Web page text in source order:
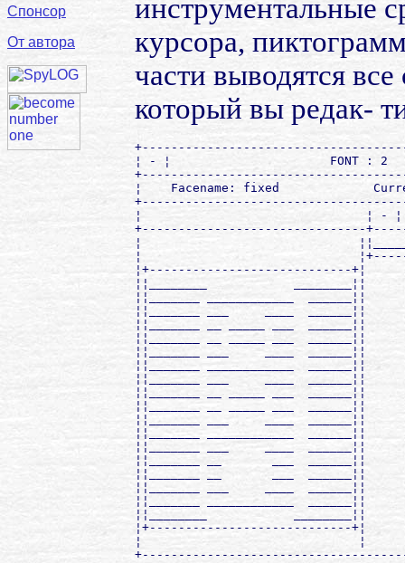
Спонсор
От автора
инструментальные
курсора,
части выводятся
который вы редак-
¦ - ¦                      FONT :
¦    Facename: fixed
¦                               ¦ - ¦
+-------------------------------
¦
¦
¦+----------------------------+¦
¦¦________            ________¦¦
¦¦_______ ____________
¦¦_______ ___     ____
¦¦_______ __ _____ ___
¦¦_______ __ _____ ___
¦¦_______ ___     ____  ______¦¦
¦¦_______ ____________
¦¦_______ ___     ____
¦¦_______ __ _____ ___
¦¦_______ __ _____ ___
¦¦_______ ___     ____
¦¦_______ ____________
¦¦_______ ___     ____
¦¦_______ __       ___
¦¦_______ __       ___
¦¦_______ ___     ____
¦¦_______ ____________
¦¦________
¦+----------------------------+¦
¦                              ¦